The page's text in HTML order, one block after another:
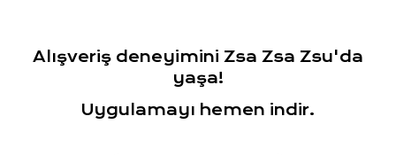
Alışveriş deneyimini Zsa Zsa Zsu'da
yaşa!
Uygulamayı hemen indir.